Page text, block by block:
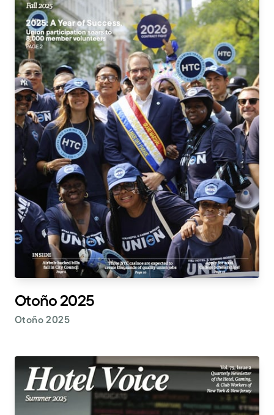
Otoño 2025
Otoño 2025